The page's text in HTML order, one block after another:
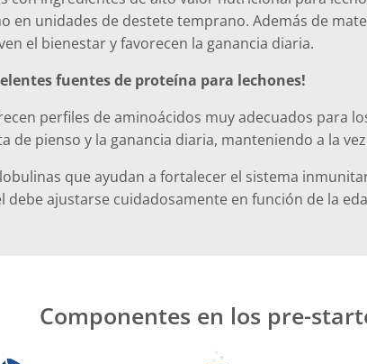
en unidades de destete temprano. Además de
el bienestar y favorecen la ganancia diaria.
fuentes de proteína para lechones!
perfiles de aminoácidos muy adecuados para
de pienso y la ganancia diaria, manteniendo a la
que ayudan a fortalecer el sistema
ajustarse cuidadosamente en función de la
Componentes en los pre-